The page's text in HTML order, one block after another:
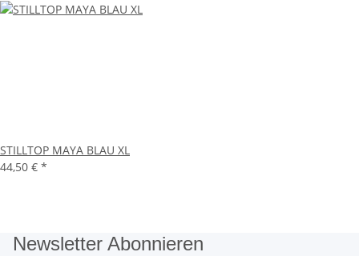
STILLTOP MAYA BLAU XL
44,50 € *
Newsletter Abonnieren